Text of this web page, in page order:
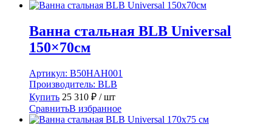
Ванна стальная BLB Universal
150×70см
Артикул: B50HAH001
Производитель: BLB
Купить 25 310 ₽ / шт
СравнитьВ избранное